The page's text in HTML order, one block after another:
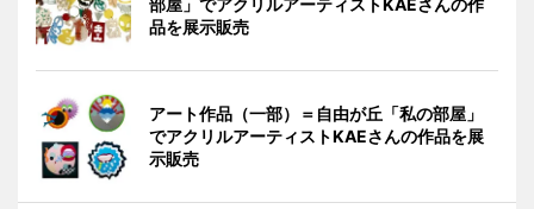
部屋」でアクリルアーティストKAEさんの作
品を展示販売
アート作品（一部）＝自由が丘「私の部屋」
でアクリルアーティストKAEさんの作品を展
示販売